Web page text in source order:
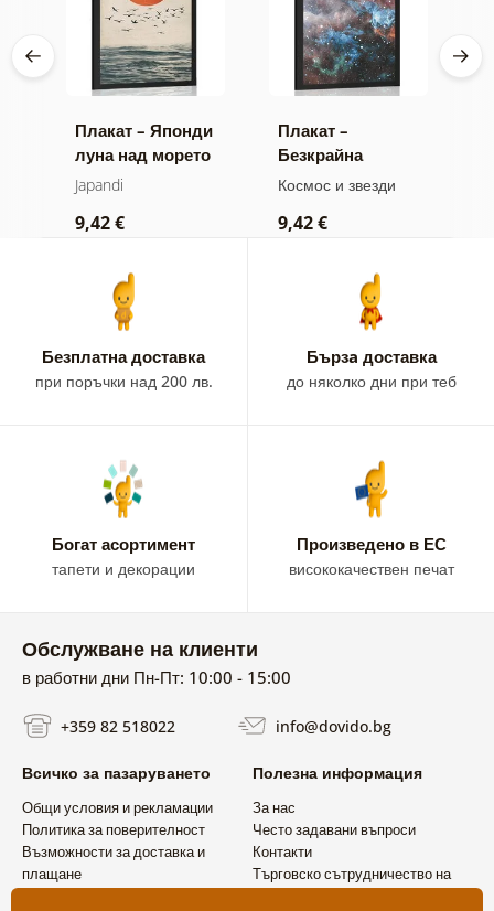
Плакат – Японди
луна над морето
Japandi
9,42 €
Плакат –
Безкрайна
галактика
Космос и звезди
9,42 €
Безплатна доставка
при поръчки над 200 лв.
Бързa доставка
до няколко дни при теб
Богат асортимент
тапети и декорации
Произведено в ЕС
висококачествен печат
Обслужване на клиенти
в работни дни Пн-Пт: 10:00 - 15:00
+359 82 518022 info@dovido.bg
Всичко за пазаруването
Общи условия и рекламации
Политика за поверителност
Възможности за доставка и
плащане
Полезна информация
За нас
Често задавани въпроси
Контакти
Търговско сътрудничество на